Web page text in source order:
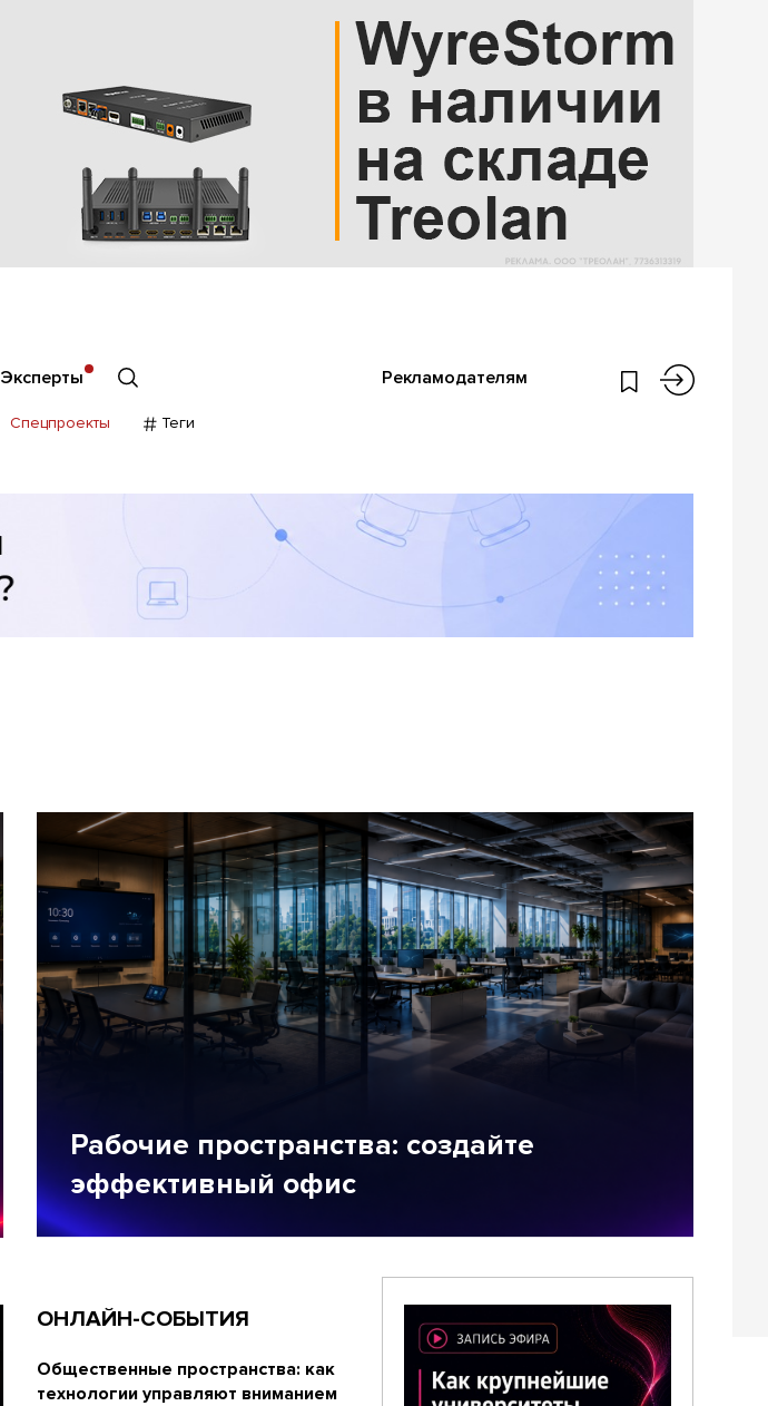
Эксперты Рекламодателям
Спецпроекты Теги
Рабочие пространства: создайте
эффективный офис
ОНЛАЙН-СОБЫТИЯ
Общественные пространства: как
технологии управляют вниманием